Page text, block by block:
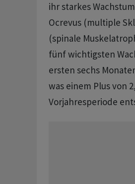
ihr starkes
Ocrevus (multiple
(spinale
fünf wichtigsten
ersten sechs
was einem Plus von
Vorjahresperiode